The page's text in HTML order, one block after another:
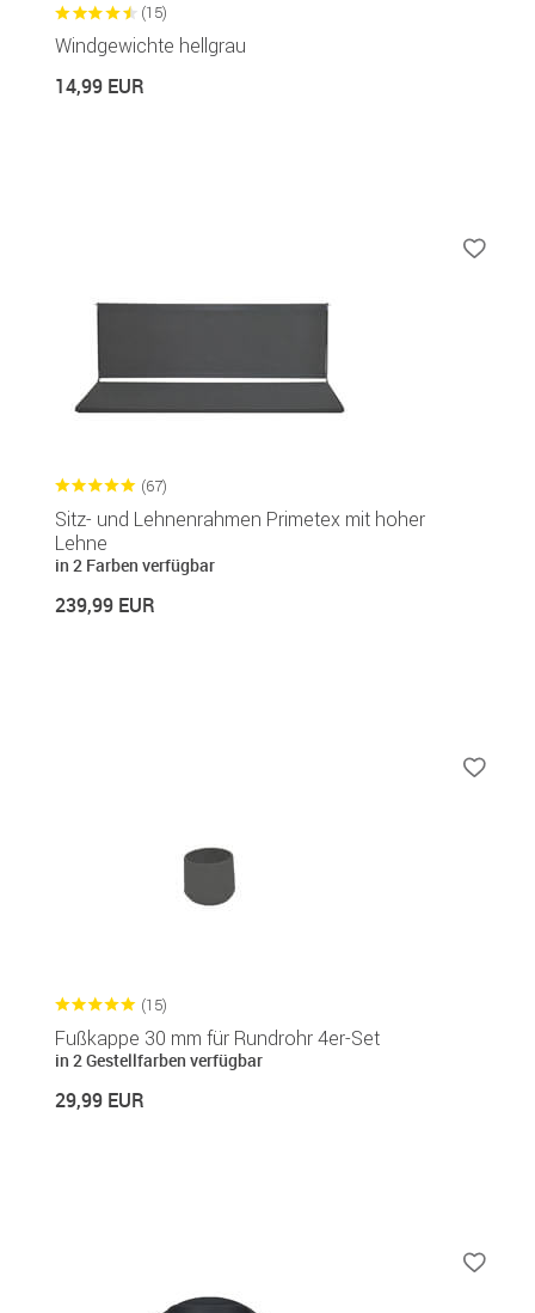
(15)
Windgewichte hellgrau
14,99 EUR
(67)
Sitz- und Lehnenrahmen Primetex mit hoher
Lehne
in 2 Farben verfügbar
239,99 EUR
(15)
Fußkappe 30 mm für Rundrohr 4er-Set
in 2 Gestellfarben verfügbar
29,99 EUR